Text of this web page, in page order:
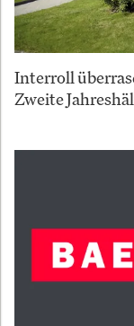
Interroll
Zweite